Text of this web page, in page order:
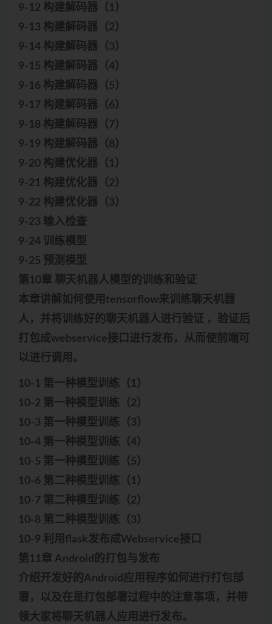
9-12 构建解码器（1）
9-13 构建解码器（2）
9-14 构建解码器（3）
9-15 构建解码器（4）
9-16 构建解码器（5）
9-17 构建解码器（6）
9-18 构建解码器（7）
9-19 构建解码器（8）
9-20 构建优化器（1）
9-21 构建优化器（2）
9-22 构建优化器（3）
9-23 输入检查
9-24 训练模型
9-25 预测模型
第10章 聊天机器人模型的训练和验证
本章讲解如何使用tensorflow来训练聊天机器
人，并将训练好的聊天机器人进行验证 ，验证后
打包成webservice接口进行发布，从而使前端可
以进行调用。
10-1 第一种模型训练（1）
10-2 第一种模型训练（2）
10-3 第一种模型训练（3）
10-4 第一种模型训练（4）
10-5 第一种模型训练（5）
10-6 第二种模型训练（1）
10-7 第二种模型训练（2）
10-8 第二种模型训练（3）
10-9 利用flask发布成Webservice接口
第11章 Android的打包与发布
介绍开发好的Android应用程序如何进行打包部
署，以及在是打包部署过程中的注意事项，并带
领大家将聊天机器人应用进行发布。